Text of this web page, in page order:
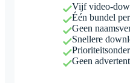
Vijf video-
Één bundel
Geen
Snellere
Geen